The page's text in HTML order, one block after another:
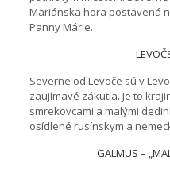
Mariánska hora postavená
Panny Márie.
Severne od Levoče sú v
zaujímavé zákutia. Je to
smrekovcami a malými
osídlené rusínskym a
GALMUS –